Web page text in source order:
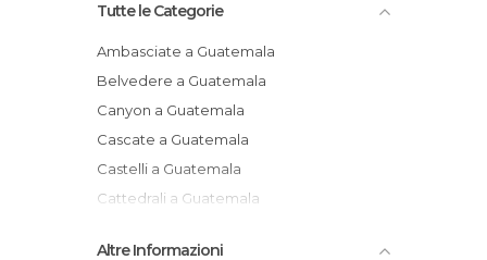
Tutte le Categorie
Ambasciate a Guatemala
Belvedere a Guatemala
Canyon a Guatemala
Cascate a Guatemala
Castelli a Guatemala
Cattedrali a Guatemala
Altre Informazioni